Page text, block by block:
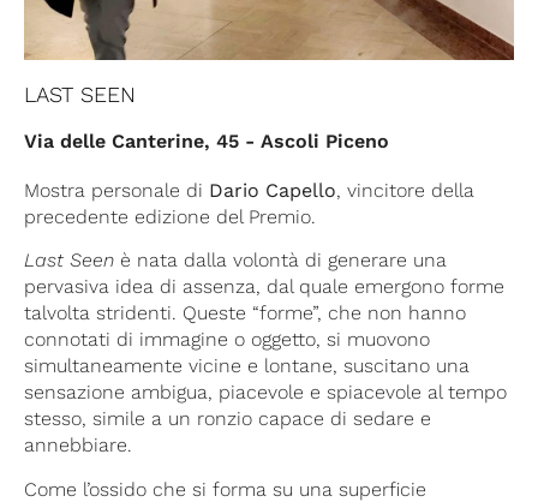
LAST SEEN
Via delle Canterine, 45 - Ascoli Piceno
Mostra personale di Dario Capello, vincitore della
precedente edizione del Premio.
Last Seen è nata dalla volontà di generare una
pervasiva idea di assenza, dal quale emergono forme
talvolta stridenti. Queste “forme”, che non hanno
connotati di immagine o oggetto, si muovono
simultaneamente vicine e lontane, suscitano una
sensazione ambigua, piacevole e spiacevole al tempo
stesso, simile a un ronzio capace di sedare e
annebbiare.
Come l’ossido che si forma su una superficie